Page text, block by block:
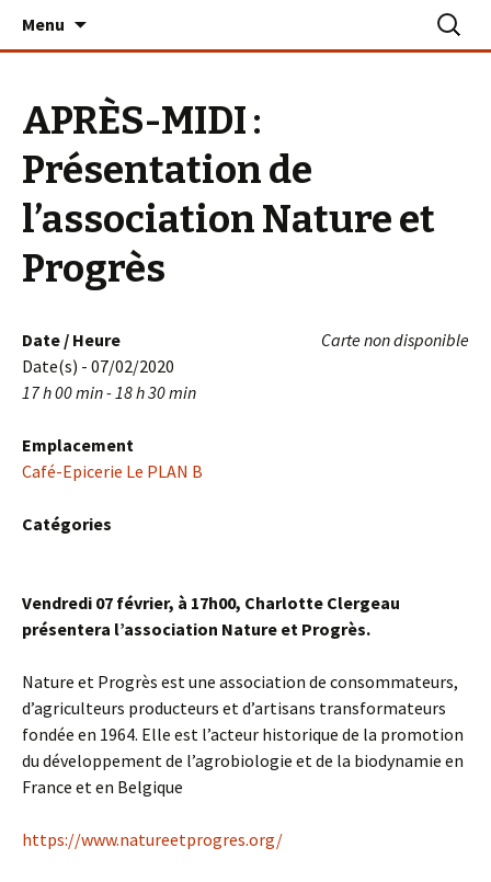
Le PLAN B – La Turballe
Menu
APRÈS-MIDI :
Présentation de
l’association Nature et
Progrès
Carte non disponible
Date / Heure
Date(s) - 07/02/2020
17 h 00 min - 18 h 30 min
Emplacement
Café-Epicerie Le PLAN B
Catégories
Vendredi 07 février, à 17h00, Charlotte Clergeau
présentera l’association Nature et Progrès.
Nature et Progrès est une association de consommateurs,
d’agriculteurs producteurs et d’artisans transformateurs
fondée en 1964. Elle est l’acteur historique de la promotion
du développement de l’agrobiologie et de la biodynamie en
France et en Belgique
https://www.natureetprogres.org/